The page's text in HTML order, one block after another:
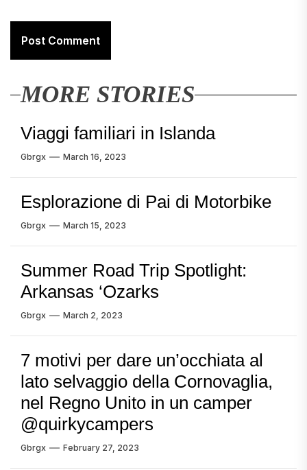
MORE STORIES
Viaggi familiari in Islanda
Gbrgx March 16, 2023
Esplorazione di Pai di Motorbike
Gbrgx March 15, 2023
Summer Road Trip Spotlight:
Arkansas ‘Ozarks
Gbrgx March 2, 2023
7 motivi per dare un’occhiata al
lato selvaggio della Cornovaglia,
nel Regno Unito in un camper
@quirkycampers
Gbrgx February 27, 2023